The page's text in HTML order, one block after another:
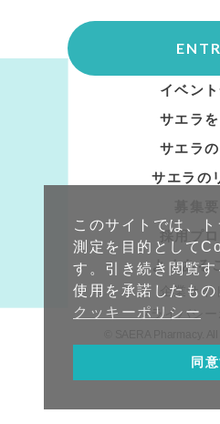
イベン
サエラ
サエラ
サエラの
採用プロ
よくある
企業サイ
プライバシー
このサイトでは、
測定を目的として
す。引き続き閲覧
使用を承諾したもの
クッキーポリシー
同